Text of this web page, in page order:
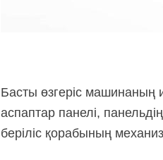
Басты өзгеріс машинаның
аспаптар панелі,
беріліс қорабының